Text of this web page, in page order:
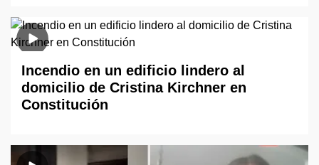
Incendio en un edificio lindero al
domicilio de Cristina Kirchner en
Constitución